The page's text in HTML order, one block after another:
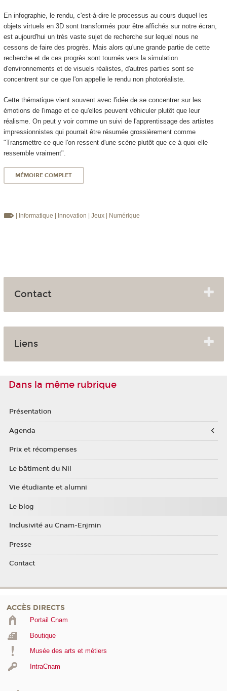
En infographie, le rendu, c'est-à-dire le processus au cours duquel les
objets virtuels en 3D sont transformés pour être affichés sur notre écran,
est aujourd'hui un très vaste sujet de recherche sur lequel nous ne
cessons de faire des progrès. Mais alors qu'une grande partie de cette
recherche et de ces progrès sont tournés vers la simulation
d'environnements et de visuels réalistes, d'autres parties sont se
concentrent sur ce que l'on appelle le rendu non photoréaliste.
Cette thématique vient souvent avec l'idée de se concentrer sur les
émotions de l'image et ce qu'elles peuvent véhiculer plutôt que leur
réalisme. On peut y voir comme un suivi de l'apprentissage des artistes
impressionnistes qui pourrait être résumée grossièrement comme
"Transmettre ce que l'on ressent d'une scène plutôt que ce à quoi elle
ressemble vraiment".
MÉMOIRE COMPLET
| Informatique | Innovation | Jeux | Numérique
Contact
Liens
Dans la même rubrique
Présentation
Agenda
Prix et récompenses
Le bâtiment du Nil
Vie étudiante et alumni
Le blog
Inclusivité au Cnam-Enjmin
Presse
Contact
ACCÈS DIRECTS
Portail Cnam
Boutique
Musée des arts et métiers
IntraCnam